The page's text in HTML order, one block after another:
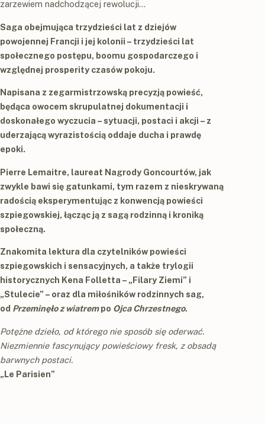
zarzewiem nadchodzącej rewolucji...
Saga obejmująca trzydzieści lat z dziejów
powojennej Francji i jej kolonii – trzydzieści lat
społecznego postępu, boomu gospodarczego i
względnej prosperity czasów pokoju.
Napisana z zegarmistrzowską precyzją powieść,
będąca owocem skrupulatnej dokumentacji i
doskonałego wyczucia – sytuacji, postaci i akcji – z
uderzającą wyrazistością oddaje ducha i prawdę
epoki.
Pierre Lemaitre, laureat Nagrody Goncourtów, jak
zwykle bawi się gatunkami, tym razem z nieskrywaną
radością eksperymentując z konwencją powieści
szpiegowskiej, łącząc ją z sagą rodzinną i kroniką
społeczną.
Znakomita lektura dla czytelników powieści
szpiegowskich i sensacyjnych, a także trylogii
historycznych Kena Folletta – „Filary Ziemi” i
„Stulecie” – oraz dla miłośników rodzinnych sag,
od Przeminęło z wiatrempo Ojca Chrzestnego.
Potężne dzieło, od którego nie sposób się oderwać.
Niezmiennie fascynujący powieściowy fresk, z obsadą
barwnych postaci.
„Le Parisien”